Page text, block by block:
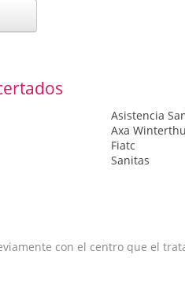
Asistencia
Axa
Fiatc
Sanitas
con el centro que el